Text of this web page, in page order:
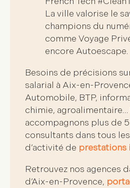
La ville valorise le
champions du
comme Voyage
encore Autoescape.
Besoins de précisions
salarial à Aix-en-
Automobile, BTP,
chimie, agroalimentaire…
accompagnons plus de
consultants dans tous
d’activité de prestations
Retrouvez nos agences
d’Aix-en-Provence,